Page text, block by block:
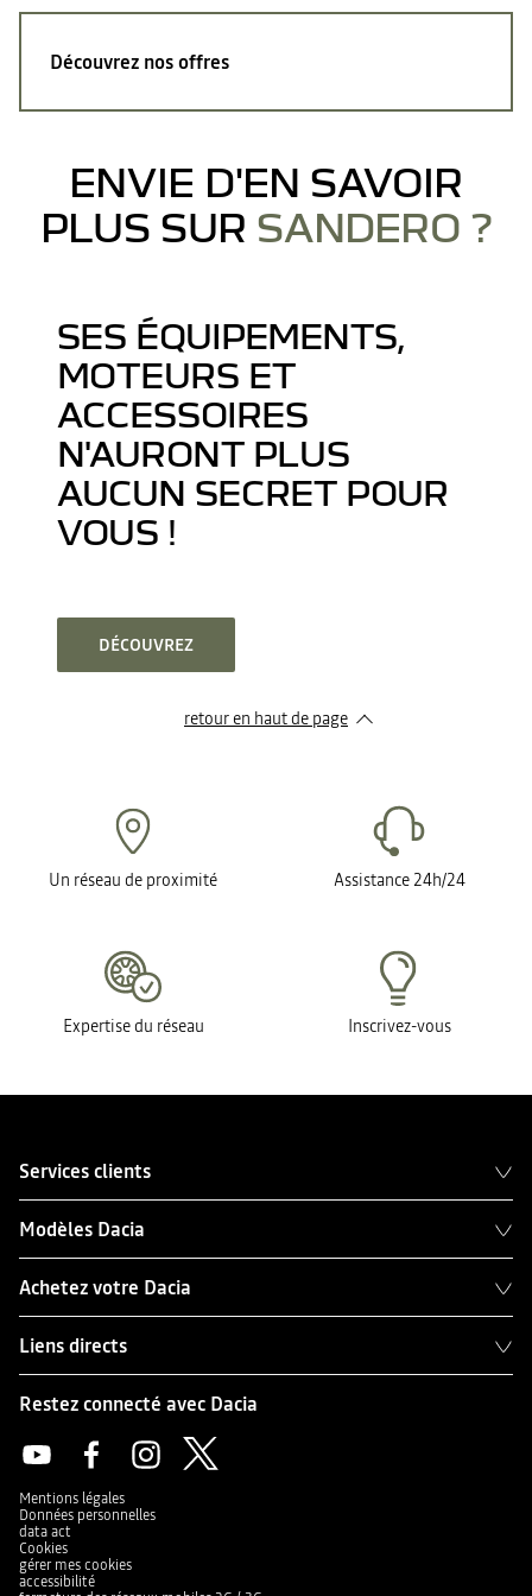
Découvrez nos offres
ENVIE D'EN SAVOIR
PLUS SUR SANDERO ?
SES ÉQUIPEMENTS,
MOTEURS ET
ACCESSOIRES
N'AURONT PLUS
AUCUN SECRET POUR
VOUS !
DÉCOUVREZ
retour en haut de page​
Un réseau de proximité Assistance 24h/24
Expertise du réseau Inscrivez-vous
Services clients
Modèles Dacia
Achetez votre Dacia
Liens directs
Restez connecté avec Dacia
Mentions légales
Données personnelles
data act
Cookies
gérer mes cookies
accessibilité